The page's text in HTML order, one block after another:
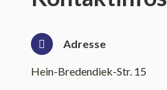
Adresse
Hein-Bredendiek-Str. 15